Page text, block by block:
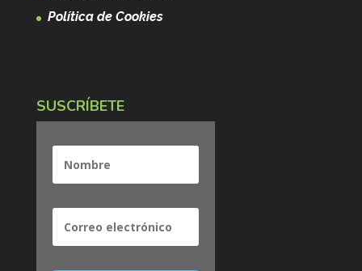
Política de Cookies
SUSCRÍBETE